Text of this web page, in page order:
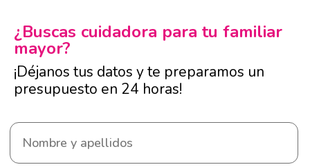
¿Buscas cuidadora para tu familiar
mayor?
¡Déjanos tus datos y te preparamos un
presupuesto en 24 horas!